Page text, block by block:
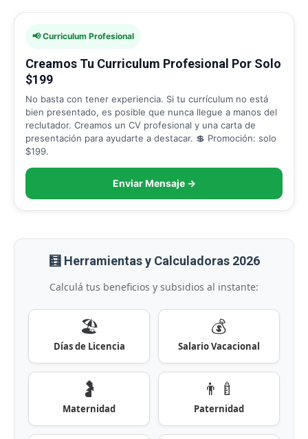
📢 Curriculum Profesional
Creamos Tu Curriculum Profesional Por Solo
$199
No basta con tener experiencia. Si tu currículum no está
bien presentado, es posible que nunca llegue a manos del
reclutador. Creamos un CV profesional y una carta de
presentación para ayudarte a destacar. 💲 Promoción: solo
$199.
Enviar Mensaje →
🧮 Herramientas y Calculadoras 2026
Calculá tus beneficios y subsidios al instante:
🏖️
Días de Licencia
💰
Salario Vacacional
🤰
Maternidad
👨‍🍼
Paternidad